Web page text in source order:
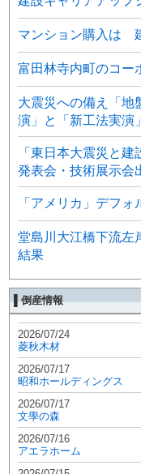
マンション購入は
富田林寺内町のコー
大震災への備え「地
演」と「新工法実演」
「東日本大震災と
発表会・技術展示会
「アメリカ」デフ
堂島川大江橋下流左
結果
▌倒産情報
2026/07/24
菱秋木材
2026/07/17
昭和ホールディングス
2026/07/17
文學の森
2026/07/16
アエラホーム